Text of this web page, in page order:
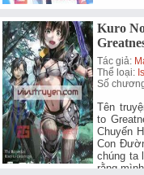
Kuro
Tác giả:
Thể loại:
Số
Tên
to
Chuyến
Con
chúng ta
rằng